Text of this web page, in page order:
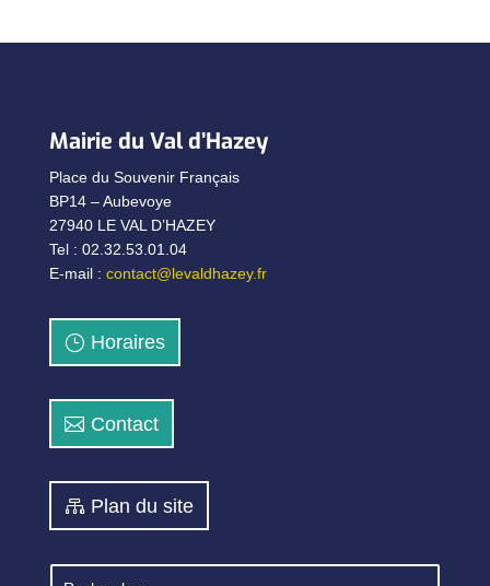
Mairie du Val d’Hazey
Place du Souvenir Français
BP14 – Aubevoye
27940 LE VAL D’HAZEY
Tel : 02.32.53.01.04
E-mail : contact@levaldhazey.fr
Horaires
Contact
Plan du site